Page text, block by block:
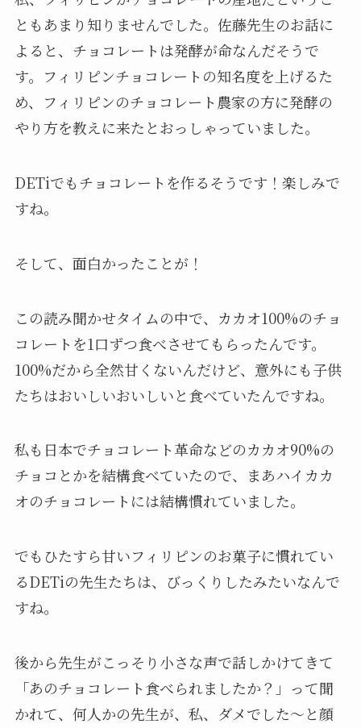
ともあまり知りませんでした。佐藤先生のお話に
よると、チョコレートは発酵が命なんだそうで
す。フィリピンチョコレートの知名度を上げるた
め、フィリピンのチョコレート農家の方に発酵の
やり方を教えに来たとおっしゃっていました。
DETiでもチョコレートを作るそうです！楽しみで
すね。
そして、面白かったことが！
この読み聞かせタイムの中で、カカオ100%のチョ
コレートを1口ずつ食べさせてもらったんです。
100%だから全然甘くないんだけど、意外にも子供
たちはおいしいおいしいと食べていたんですね。
私も日本でチョコレート革命などのカカオ90%の
チョコとかを結構食べていたので、まあハイカカ
オのチョコレートには結構慣れていました。
でもひたすら甘いフィリピンのお菓子に慣れてい
るDETiの先生たちは、びっくりしたみたいなんで
すね。
後から先生がこっそり小さな声で話しかけてきて
「あのチョコレート食べられましたか？」って聞
かれて、何人かの先生が、私、ダメでした～と顔